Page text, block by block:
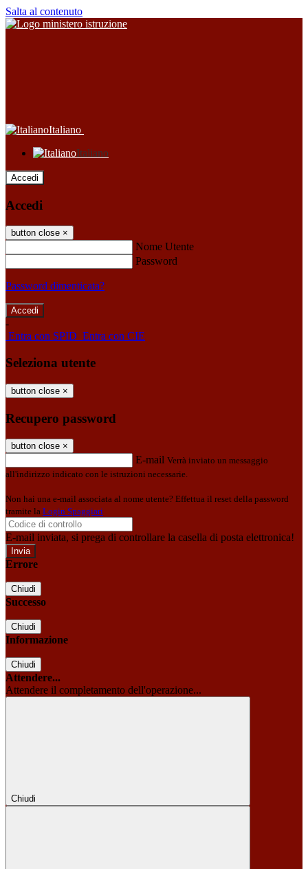
Salta al contenuto
Italiano
Italiano
Accedi
Accedi
button close ×
Nome Utente
Password
Password dimenticata?
-
Entra con SPID Entra con CIE
Seleziona utente
button close ×
Recupero password
button close ×
E-mail Verrà inviato un messaggio
all'indirizzo indicato con le istruzioni necessarie.
Non hai una e-mail associata al nome utente? Effettua il reset della password
tramite la Login Spaggiari
E-mail inviata, si prega di controllare la casella di posta elettronica!
Errore
Chiudi
Successo
Chiudi
Informazione
Chiudi
Attendere...
Attendere il completamento dell'operazione...
Chiudi